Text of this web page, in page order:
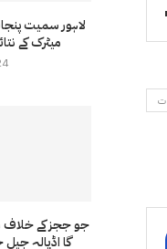
لاہور سمیت
میٹرک کے
جو ججز کے خلاف
گا اڈیالہ جیل